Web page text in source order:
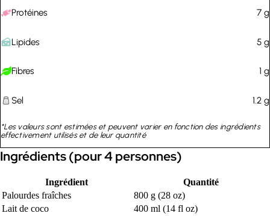
Protéines 7 g
Lipides 5 g
Fibres 1 g
Sel 1.2 g
*Les valeurs sont estimées et peuvent varier en fonction des ingrédients
effectivement utilisés et de leur quantité
Ingrédients (pour 4 personnes)
Ingrédient
Quantité
Palourdes fraîches
800 g (28 oz)
Lait de coco
400 ml (14 fl oz)